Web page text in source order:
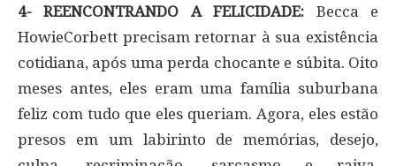
4- REENCONTRANDO A FELICIDADE: Becca e
HowieCorbett precisam retornar à sua existência
cotidiana, após uma perda chocante e súbita. Oito
meses antes, eles eram uma família suburbana
feliz com tudo que eles queriam. Agora, eles estão
presos em um labirinto de memórias, desejo,